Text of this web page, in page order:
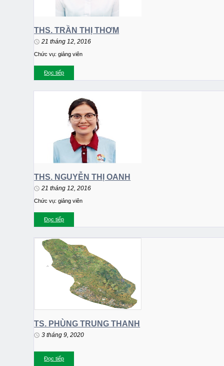
THS. TRẦN THỊ THƠM
21 tháng 12, 2016
Chức vụ: giảng viên
Đọc tiếp
THS. NGUYỄN THỊ OANH
21 tháng 12, 2016
Chức vụ: giảng viên
Đọc tiếp
TS. PHÙNG TRUNG THANH
3 tháng 9, 2020
Đọc tiếp